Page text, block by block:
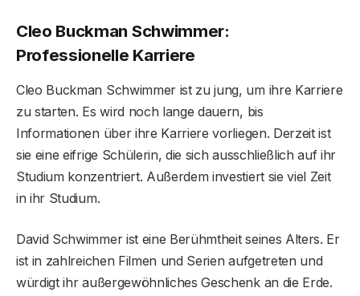
Cleo Buckman Schwimmer:
Professionelle Karriere
Cleo Buckman Schwimmer ist zu jung, um ihre Karriere
zu starten. Es wird noch lange dauern, bis
Informationen über ihre Karriere vorliegen. Derzeit ist
sie eine eifrige Schülerin, die sich ausschließlich auf ihr
Studium konzentriert. Außerdem investiert sie viel Zeit
in ihr Studium.
David Schwimmer ist eine Berühmtheit seines Alters. Er
ist in zahlreichen Filmen und Serien aufgetreten und
würdigt ihr außergewöhnliches Geschenk an die Erde.